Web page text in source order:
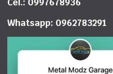
Whatsapp: 0962783291